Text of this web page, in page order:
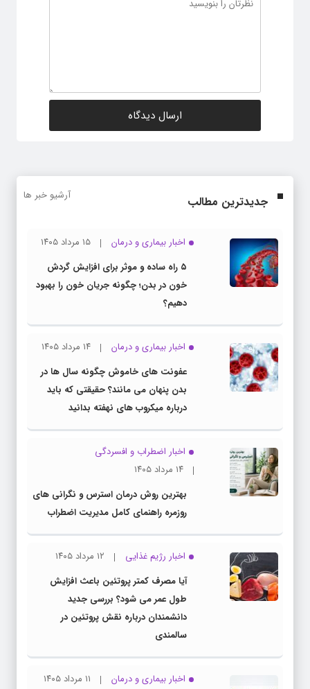
جدیدترین مطالب آرشیو خبر ها
اخبار بیماری و درمان
۱۵ مرداد ۱۴۰۵
۵ راه ساده و موثر برای افزایش گردش
خون در بدن؛ چگونه جریان خون را بهبود
دهیم؟
اخبار بیماری و درمان
۱۴ مرداد ۱۴۰۵
عفونت های خاموش چگونه سال ها در
بدن پنهان می مانند؟ حقیقتی که باید
درباره میکروب های نهفته بدانید
اخبار اضطراب و افسردگی
۱۴ مرداد ۱۴۰۵
بهترین روش درمان استرس و نگرانی های
روزمره راهنمای کامل مدیریت اضطراب
اخبار رژیم غذایی
۱۲ مرداد ۱۴۰۵
آیا مصرف کمتر پروتئین باعث افزایش
طول عمر می شود؟ بررسی جدید
دانشمندان درباره نقش پروتئین در
سالمندی
اخبار بیماری و درمان
۱۱ مرداد ۱۴۰۵